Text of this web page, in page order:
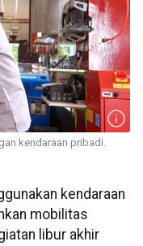
kendaraan pribadi.
kendaraan
mobilitas
libur akhir